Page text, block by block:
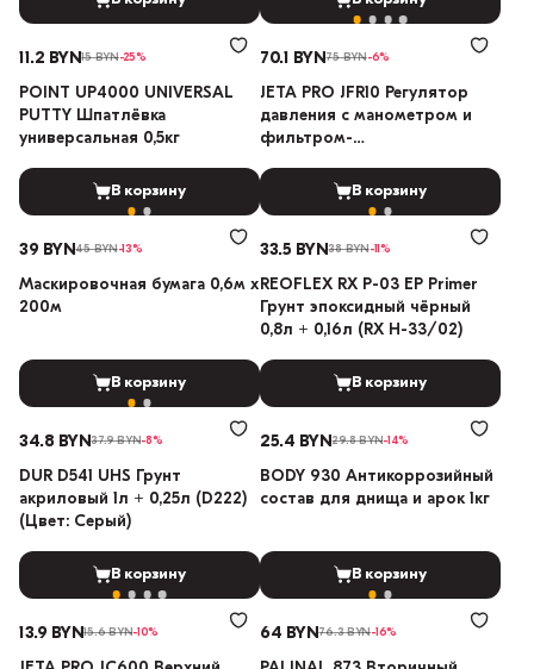
11.2 BYN15 BYN-25%
POINT UP4000 UNIVERSAL
PUTTY Шпатлёвка
универсальная 0,5кг
В корзину
70.1 BYN75 BYN-6%
JETA PRO JFR10 Регулятор
давления с манометром и
фильтром-
В корзину
39 BYN45 BYN-13%
Маскировочная бумага 0,6м х
200м
В корзину
33.5 BYN38 BYN-11%
REOFLEX RX P-03 EP Primer
Грунт эпоксидный чёрный
0,8л + 0,16л (RX H-33/02)
В корзину
34.8 BYN37.9 BYN-8%
DUR D541 UHS Грунт
акриловый 1л + 0,25л (D222)
(Цвет: Серый)
В корзину
25.4 BYN29.8 BYN-14%
BODY 930 Антикоррозийный
состав для днища и арок 1кг
В корзину
13.9 BYN15.6 BYN-10% 64 BYN76.3 BYN-16%